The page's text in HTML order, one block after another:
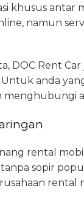
khusus
namun
DOC Rent
anda
rental
sopir